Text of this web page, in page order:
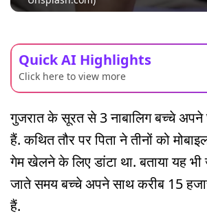
Quick AI Highlights
Click here to view more
गुजरात के सूरत से 3 नाबालिग बच्चे अपने
हैं. कथित तौर पर पिता ने तीनों को
गेम खेलने के लिए डांटा था. बताया यह
जाते समय बच्चे अपने साथ करीब 15
हैं.